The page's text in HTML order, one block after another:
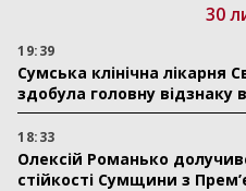
30
19:39
Сумська клінічна лікарня
здобула головну відзнаку
18:33
Олексій Романько
стійкості Сумщини з